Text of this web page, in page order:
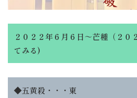
２０２２年６月６日～芒種（２０
てみる)
◆五黄殺・・・ 東